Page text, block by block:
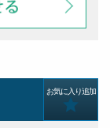
お気に入り追加